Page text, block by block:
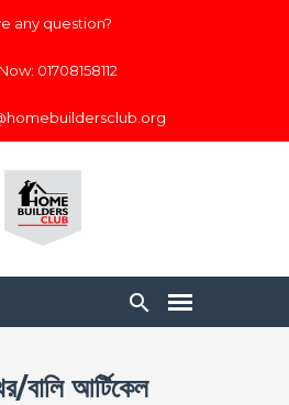
any question?
01708158112
বালি আর্টিকেল